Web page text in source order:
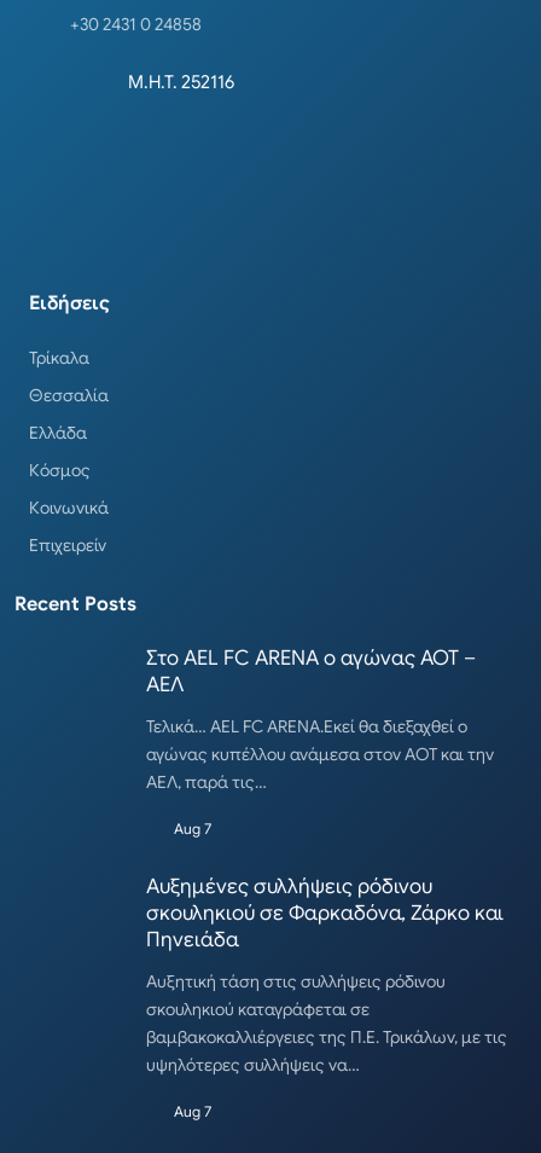
+30 2431 0 24858
Μ.Η.Τ. 252116
Ειδήσεις
Τρίκαλα
Θεσσαλία
Ελλάδα
Κόσμος
Κοινωνικά
Επιχειρείν
Recent Posts
Στο AEL FC ARENA ο αγώνας ΑΟΤ –
ΑΕΛ
Τελικά… AEL FC ARENA.Εκεί θα διεξαχθεί ο
αγώνας κυπέλλου ανάμεσα στον ΑΟΤ και την
ΑΕΛ, παρά τις…
Aug 7
Αυξημένες συλλήψεις ρόδινου
σκουληκιού σε Φαρκαδόνα, Ζάρκο και
Πηνειάδα
Αυξητική τάση στις συλλήψεις ρόδινου
σκουληκιού καταγράφεται σε
βαμβακοκαλλιέργειες της Π.Ε. Τρικάλων, με τις
υψηλότερες συλλήψεις να…
Aug 7